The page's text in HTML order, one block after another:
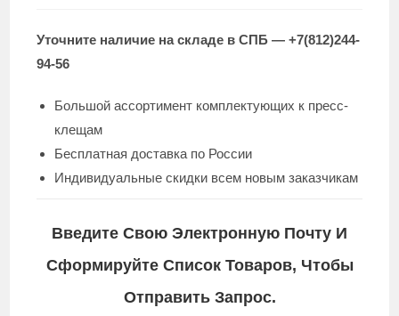
Уточните наличие на складе в СПБ — +7(812)244-
94-56
Большой ассортимент комплектующих к пресс-
клещам
Бесплатная доставка по России
Индивидуальные скидки всем новым заказчикам
Введите Свою Электронную Почту И
Сформируйте Список Товаров, Чтобы
Отправить Запрос.